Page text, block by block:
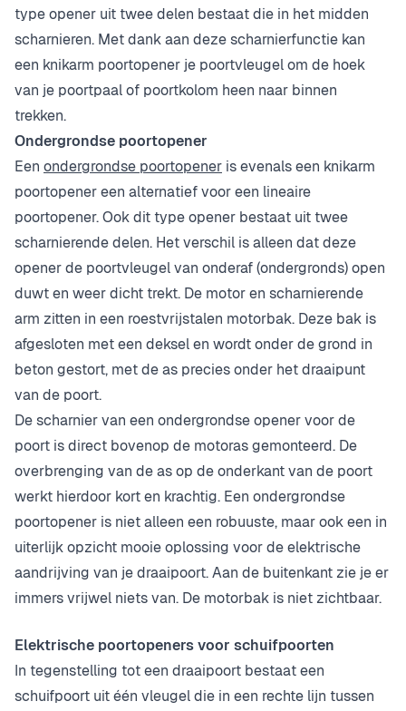
type opener uit twee delen bestaat die in het midden
scharnieren. Met dank aan deze scharnierfunctie kan
een knikarm poortopener je poortvleugel om de hoek
van je poortpaal of poortkolom heen naar binnen
trekken.
Ondergrondse poortopener
Een ondergrondse poortopener is evenals een knikarm
poortopener een alternatief voor een lineaire
poortopener. Ook dit type opener bestaat uit twee
scharnierende delen. Het verschil is alleen dat deze
opener de poortvleugel van onderaf (ondergronds) open
duwt en weer dicht trekt. De motor en scharnierende
arm zitten in een roestvrijstalen motorbak. Deze bak is
afgesloten met een deksel en wordt onder de grond in
beton gestort, met de as precies onder het draaipunt
van de poort.
De scharnier van een ondergrondse opener voor de
poort is direct bovenop de motoras gemonteerd. De
overbrenging van de as op de onderkant van de poort
werkt hierdoor kort en krachtig. Een ondergrondse
poortopener is niet alleen een robuuste, maar ook een in
uiterlijk opzicht mooie oplossing voor de elektrische
aandrijving van je draaipoort. Aan de buitenkant zie je er
immers vrijwel niets van. De motorbak is niet zichtbaar.
Elektrische poortopeners voor schuifpoorten
In tegenstelling tot een draaipoort bestaat een
schuifpoort uit één vleugel die in een rechte lijn tussen